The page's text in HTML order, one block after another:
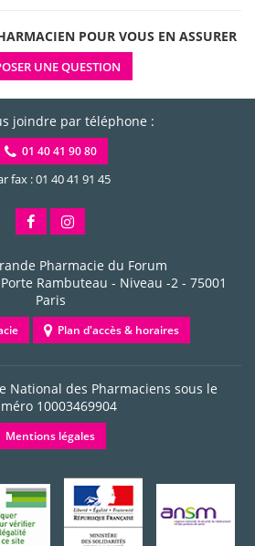
POUR VOUS EN ASSURER
UNE QUESTION
joindre par téléphone :
01 40 41 90 80
fax : 01 40 41 91 45
Pharmacie du Forum
Rambuteau - Niveau -2 - 75001
Paris
Plan d'accès & horaires
National des Pharmaciens sous le
10003469904
Mentions légales